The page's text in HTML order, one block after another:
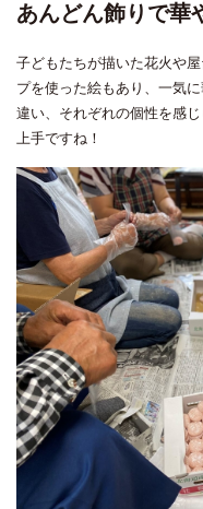
あんどん飾りで華
子どもたちが描いた花火や
プを使った絵もあり、一気
違い、それぞれの個性を感
上手ですね！